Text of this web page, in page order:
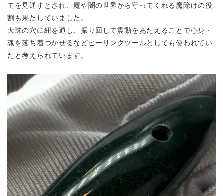
てを見通すとされ、 魔や闇の世界から守ってくれる魔除けの役
割も果たしていました。
大珠の穴に紐を通し、振り回して震動をあたえることで心身・
魂を落ち着つかせるなどヒーリングツールとしても使われてい
たと考えられています。